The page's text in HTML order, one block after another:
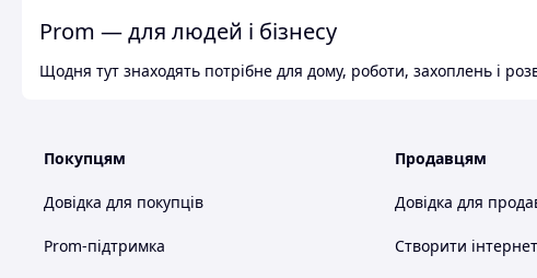
Prom — для людей і бізнесу
Щодня тут знаходять потрібне для дому, роботи, захоплень і
Покупцям
Довідка для покупців
Prom-підтримка
Продавцям
Довідка для
Створити